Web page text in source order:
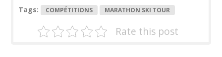
Tags: COMPÉTITIONS MARATHON SKI TOUR
Rate this post